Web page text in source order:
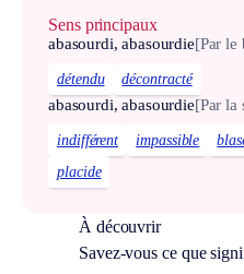
Sens principaux
abasourdi, abasourdie[Par le
détendu décontracté
abasourdi, abasourdie[Par la
indifférent impassible
placide
À découvrir
Savez-vous ce que